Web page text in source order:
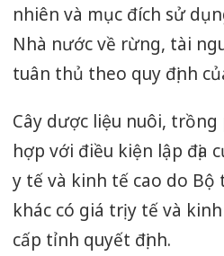
nhiên và mục đích sử
Nhà nước về rừng, tài
tuân thủ theo quy định
Cây dược liệu nuôi,
hợp với điều kiện lập địa
y tế và kinh tế cao do Bộ
khác có giá trị y tế và
cấp tỉnh quyết định.